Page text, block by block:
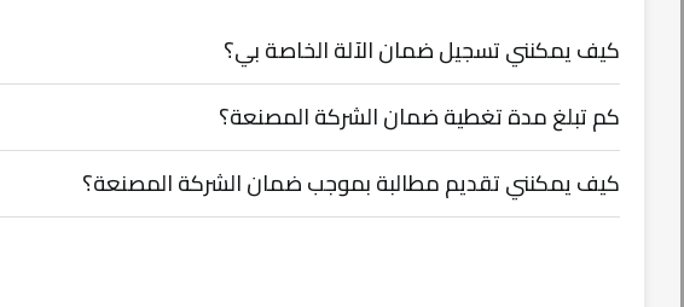
كيف يمكنني تسجيل ضمان الآلة الخاصة بي؟
كم تبلغ مدة تغطية ضمان الشركة المصنعة؟
كيف يمكنني تقديم مطالبة بموجب ضمان الشركة المصنعة؟